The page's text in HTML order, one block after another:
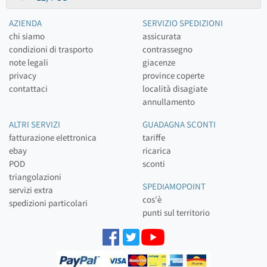
AZIENDA
chi siamo
condizioni di trasporto
note legali
privacy
contattaci
SERVIZIO SPEDIZIONI
assicurata
contrassegno
giacenze
province coperte
località disagiate
annullamento
ALTRI SERVIZI
fatturazione elettronica
ebay
POD
triangolazioni
servizi extra
spedizioni particolari
GUADAGNA SCONTI
tariffe
ricarica
sconti
SPEDIAMOPOINT
cos'è
punti sul territorio